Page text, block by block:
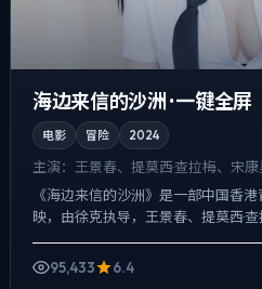
海边来信的沙洲 · 一键全屏
电影 冒险 2024
主演： 王景春、提莫西·查拉梅、宋
《海边来信的沙洲》是一部中国香
映，由徐克执导，王景春、提莫西·
95,433
6.4